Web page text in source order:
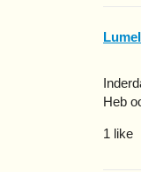
Heb
1 like